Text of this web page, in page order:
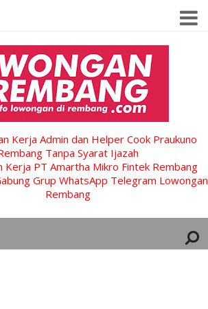
Kerja Admin dan Helper Cook Praukuno
Tanpa Syarat Ijazah
Kerja PT Amartha Mikro Fintek Rembang
Grup WhatsApp Telegram Lowongan
Rembang